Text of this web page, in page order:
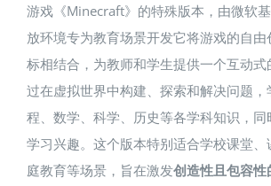
游戏《Minecraft》的特殊版本，由微软
放环境专为教育场景开发​它将游戏的自由
标相结合，为教师和学生提供一个互动式
过在虚拟世界中构建、探索和解决问题，
程、数学、科学、历史等各学科知识，同
学习兴趣。这个版本特别适合学校课堂、
庭教育等场景，旨在激发创造性且包容性